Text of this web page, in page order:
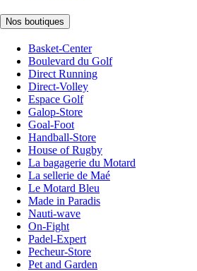
Nos boutiques
Basket-Center
Boulevard du Golf
Direct Running
Direct-Volley
Espace Golf
Galop-Store
Goal-Foot
Handball-Store
House of Rugby
La bagagerie du Motard
La sellerie de Maé
Le Motard Bleu
Made in Paradis
Nauti-wave
On-Fight
Padel-Expert
Pecheur-Store
Pet and Garden